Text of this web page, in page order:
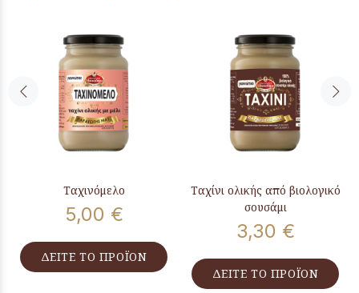
Ταχινόμελο
5,00 €
ΔΕΙΤΕ ΤΟ ΠΡΟΪΟΝ
Ταχίνι ολικής από βιολογικό
σουσάμι
3,30 €
ΔΕΙΤΕ ΤΟ ΠΡΟΪΟΝ